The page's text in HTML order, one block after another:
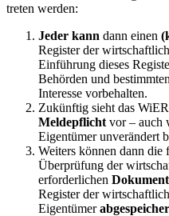
treten werden:
Jeder kann dann einen
Register der
Einführung dieses
Behörden und
Interesse vorbehalten.
Zukünftig sieht das
Meldepflicht vor – auch
Eigentümer unverändert
Weiters können dann die
Überprüfung der
erforderlichen
Register der
Eigentümer